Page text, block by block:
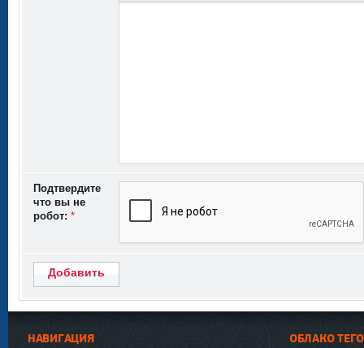
Подтвердите
что вы не
робот: *
Добавить
НАВИГАЦИЯ ОБЛАКО